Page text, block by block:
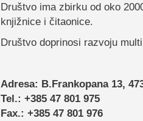
Društvo ima zbirku od oko
knjižnice i čitaonice.
Društvo doprinosi razvoju
Adresa: B.Frankopana 13,
Tel.: +385 47 801 975
Fax.: +385 47 801 976